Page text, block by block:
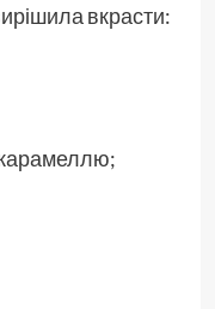
вкрасти: